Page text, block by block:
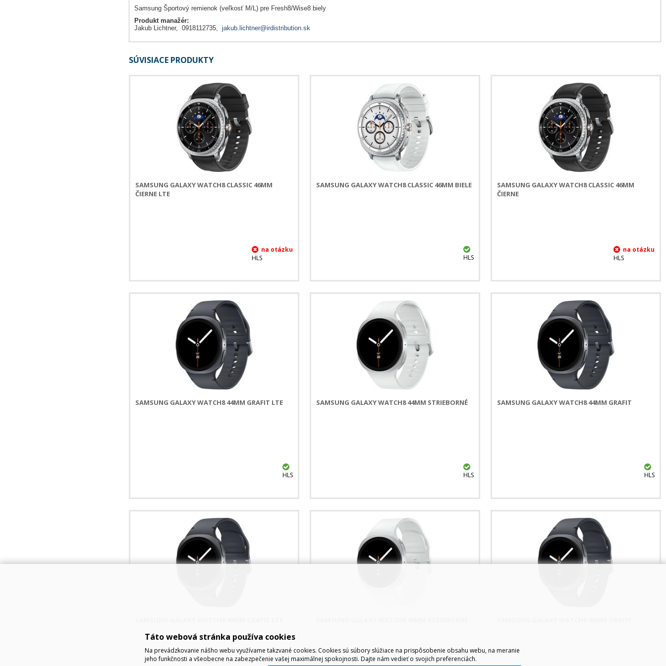
Samsung Športový remienok (veľkosť M/L) pre Fresh8/Wise8 biely
Produkt manažér:
Jakub Lichtner, 0918112735, jakub.lichtner@irdistribution.sk
SÚVISIACE PRODUKTY
SAMSUNG GALAXY WATCH8 CLASSIC 46MM
ČIERNE LTE
HLS
SAMSUNG GALAXY WATCH8 CLASSIC 46MM BIELE
HLS
SAMSUNG GALAXY WATCH8 CLASSIC 46MM
ČIERNE
HLS
SAMSUNG GALAXY WATCH8 44MM GRAFIT LTE
HLS
SAMSUNG GALAXY WATCH8 44MM STRIEBORNÉ
HLS
SAMSUNG GALAXY WATCH8 44MM GRAFIT
HLS
Táto webová stránka používa cookies
Na prevádzkovanie nášho webu využívame takzvané cookies. Cookies sú súbory slúžiace na prispôsobenie obsahu webu, na meranie
jeho funkčnosti a všeobecne na zabezpečenie vašej maximálnej spokojnosti. Dajte nám vedieť o svojich preferenciách.